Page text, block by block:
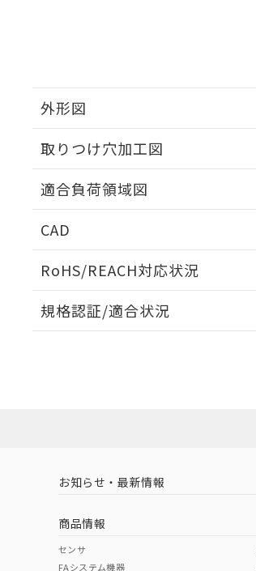
外形図
取りつけ穴加工図
適合負荷領域図
CAD
RoHS/REACH対応状況
EU RoHS 注意事項・凡例
中国 RoHS 注意事項・凡例
中国 RoHS表
規格認証/適合状況
お知らせ・最新情報
商品情報
センサ
FAシステム機器